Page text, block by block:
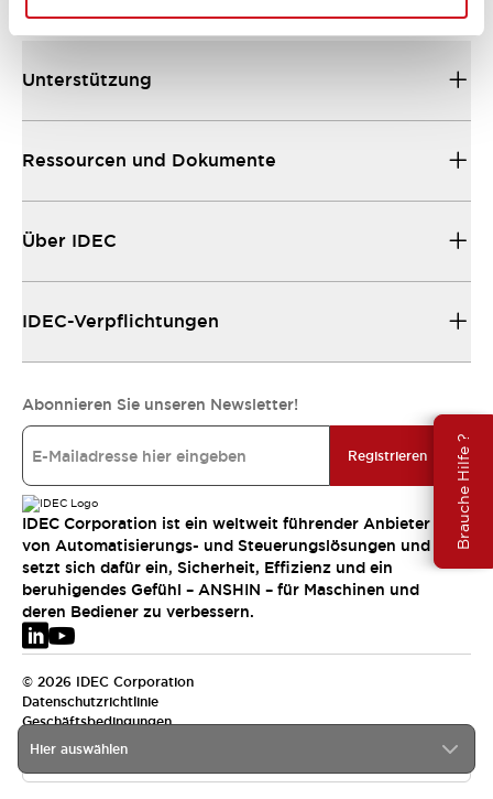
Brauche Hilfe ?
Hier auswählen
Unterstützung
Ressourcen und Dokumente
Über IDEC
IDEC-Verpflichtungen
Abonnieren Sie unseren Newsletter!
Registrieren
IDEC Corporation ist ein weltweit führender Anbieter
von Automatisierungs- und Steuerungslösungen und
setzt sich dafür ein, Sicherheit, Effizienz und ein
beruhigendes Gefühl – ANSHIN – für Maschinen und
deren Bediener zu verbessern.
© 2026 IDEC Corporation
Datenschutzrichtlinie
Geschäftsbedingungen
EMEA